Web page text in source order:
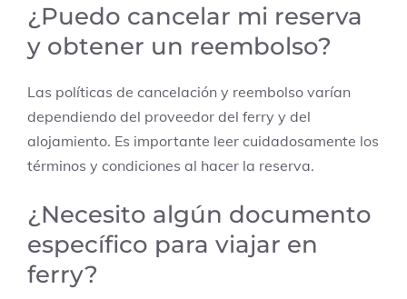
¿Puedo cancelar mi reserva
y obtener un reembolso?
Las políticas de cancelación y reembolso varían
dependiendo del proveedor del ferry y del
alojamiento. Es importante leer cuidadosamente los
términos y condiciones al hacer la reserva.
¿Necesito algún documento
específico para viajar en
ferry?